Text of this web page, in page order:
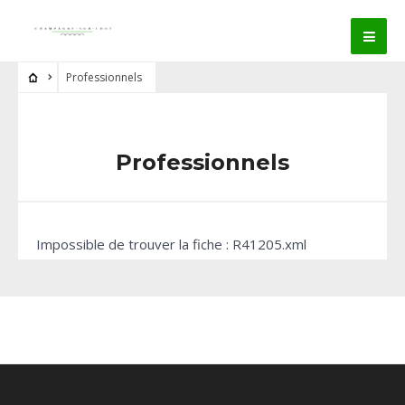
Professionnels
Professionnels
Impossible de trouver la fiche : R41205.xml